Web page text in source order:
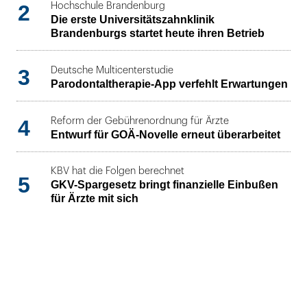
2
Hochschule Brandenburg
Die erste Universitätszahnklinik
Brandenburgs startet heute ihren Betrieb
3 Deutsche Multicenterstudie
Parodontaltherapie-App verfehlt Erwartungen
4 Reform der Gebührenordnung für Ärzte
Entwurf für GOÄ-Novelle erneut überarbeitet
5
KBV hat die Folgen berechnet
GKV-Spargesetz bringt finanzielle Einbußen
für Ärzte mit sich